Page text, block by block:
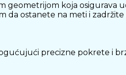
koja osigurava
da ostanete na meti i
precizne pokrete i